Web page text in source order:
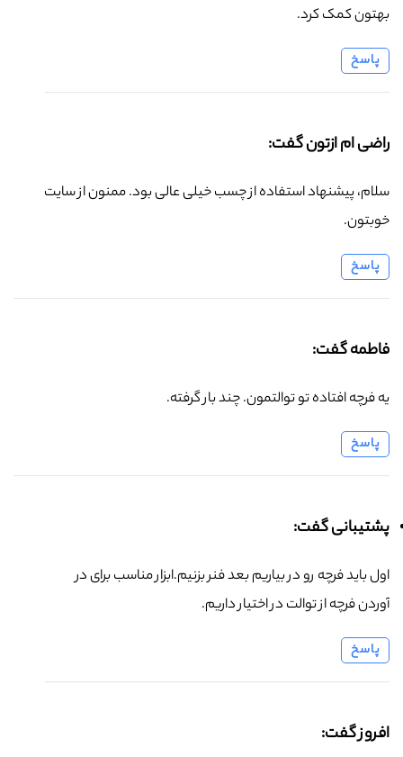
بهتون کمک کرد.
پاسخ
راضی ام ازتون گفت:
سلام، پیشنهاد استفاده از چسب خیلی عالی بود. ممنون از سایت
خوبتون.
پاسخ
فاطمه گفت:
یه فرچه افتاده تو توالتمون. چند بار گرفته.
پاسخ
پشتیبانی گفت:
اول باید فرچه رو در بیاریم بعد فنر بزنیم.ابزار مناسب برای در
آوردن فرچه از توالت در اختیار داریم.
پاسخ
افروز گفت: